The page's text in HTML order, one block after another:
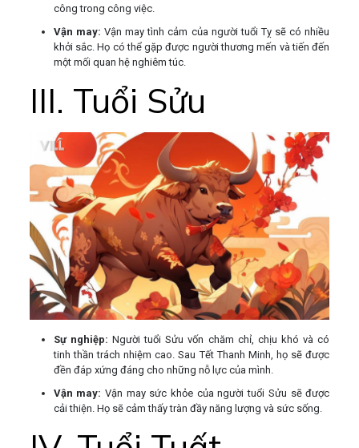
công trong công việc.
Vận may: Vận may tình cảm của người tuổi Tỵ sẽ có nhiều
khởi sắc. Họ có thể gặp được người thương mến và tiến đến
một mối quan hệ nghiêm túc.
III. Tuổi Sửu
Sự nghiệp: Người tuổi Sửu vốn chăm chỉ, chịu khó và có
tinh thần trách nhiệm cao. Sau Tết Thanh Minh, họ sẽ được
đền đáp xứng đáng cho những nỗ lực của mình.
Vận may: Vận may sức khỏe của người tuổi Sửu sẽ được
cải thiện. Họ sẽ cảm thấy tràn đầy năng lượng và sức sống.